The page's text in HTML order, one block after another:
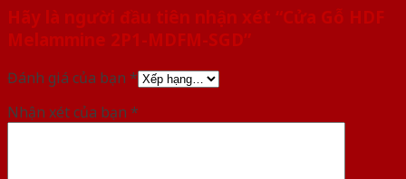
Hãy là người đầu tiên nhận xét “Cửa Gỗ HDF
Melammine 2P1-MDFM-SGD”
Đánh giá của bạn *
Nhận xét của bạn *